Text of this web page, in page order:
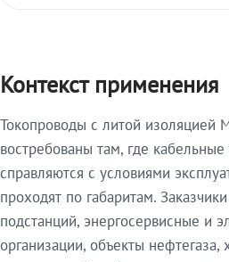
Контекст применения
Токопроводы с литой изоляцией
востребованы там, где
справляются с условиями
проходят по габаритам.
подстанций, энергосервисные и
организации, объекты